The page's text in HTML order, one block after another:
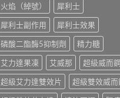
火焰（綽號）
犀利士
犀利士副作用
犀利士效果
磷酸二酯酶5抑制劑
精力糖
艾力達果凍
艾威那
超級威而鋼
超級艾力達雙效片
超級雙效威而